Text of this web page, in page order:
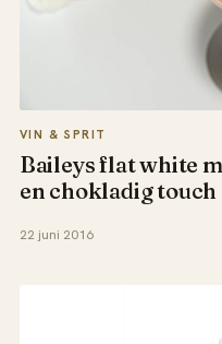
VIN & SPRIT
Baileys flat white
en chokladig touch
22 juni 2016